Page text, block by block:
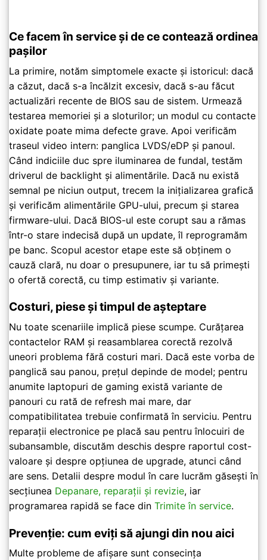
Ce facem în service și de ce contează ordinea
pașilor
La primire, notăm simptomele exacte și istoricul: dacă
a căzut, dacă s-a încălzit excesiv, dacă s-au făcut
actualizări recente de BIOS sau de sistem. Urmează
testarea memoriei și a sloturilor; un modul cu contacte
oxidate poate mima defecte grave. Apoi verificăm
traseul video intern: panglica LVDS/eDP și panoul.
Când indiciile duc spre iluminarea de fundal, testăm
driverul de backlight și alimentările. Dacă nu există
semnal pe niciun output, trecem la inițializarea grafică
și verificăm alimentările GPU-ului, precum și starea
firmware-ului. Dacă BIOS-ul este corupt sau a rămas
într-o stare indecisă după un update, îl reprogramăm
pe banc. Scopul acestor etape este să obținem o
cauză clară, nu doar o presupunere, iar tu să primești
o ofertă corectă, cu timp estimativ și variante.
Costuri, piese și timpul de așteptare
Nu toate scenariile implică piese scumpe. Curățarea
contactelor RAM și reasamblarea corectă rezolvă
uneori problema fără costuri mari. Dacă este vorba de
panglică sau panou, prețul depinde de model; pentru
anumite laptopuri de gaming există variante de
panouri cu rată de refresh mai mare, dar
compatibilitatea trebuie confirmată în serviciu. Pentru
reparații electronice pe placă sau pentru înlocuiri de
subansamble, discutăm deschis despre raportul cost-
valoare și despre opțiunea de upgrade, atunci când
are sens. Detalii despre modul în care lucrăm găsești în
secțiunea Depanare, reparații și revizie, iar
programarea rapidă se face din Trimite în service.
Prevenție: cum eviți să ajungi din nou aici
Multe probleme de afișare sunt consecința